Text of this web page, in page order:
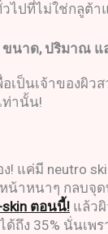
ไปที่ไม่ใช่กลูต้
ขนาด, ปริมาณ แ
ป็นเจ้าของผิว
ท่านั้น!
แค่มี neutro
น้าหนาๆ กลบ
skin ตอนนี้! แล้ว
ด้ถึง 35% นั่นเ